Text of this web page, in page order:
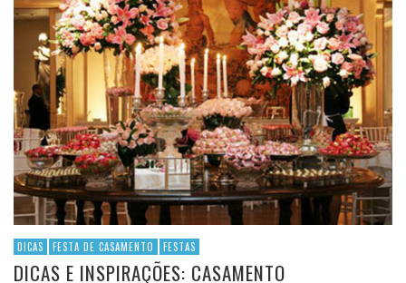
DICAS FESTA DE CASAMENTO FESTAS
DICAS E INSPIRAÇÕES: CASAMENTO